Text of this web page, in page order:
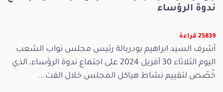
ندوة الرؤساء
25839 قراءة
أشرف السيد ابراهيم بودربالة رئيس مجلس نواب الشعب
اليوم الثلاثاء 30 أفريل 2024 على اجتماع ندوة الرؤساء، الذي
خُصّص لتقييم نشاط هياكل المجلس خلال الفت...